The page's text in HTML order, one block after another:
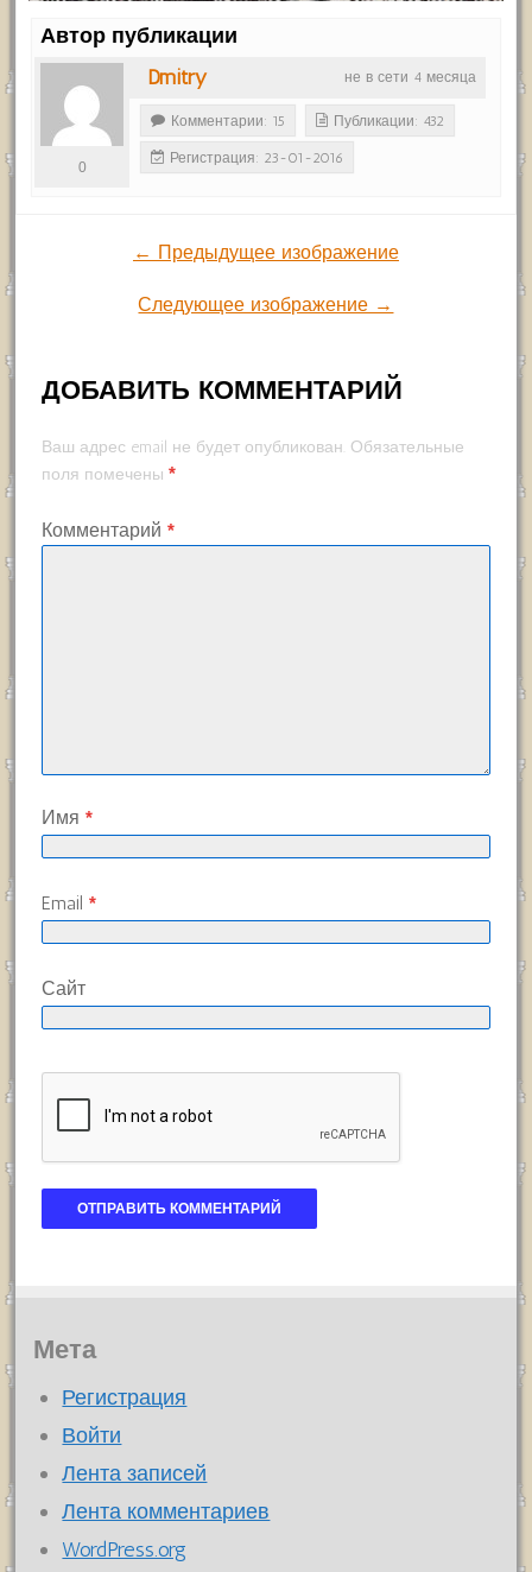
Автор публикации
не в сети 4 месяца
Dmitry
0
Комментарии: 15 Публикации: 432
Регистрация: 23-01-2016
← Предыдущее изображение
Следующее изображение →
ДОБАВИТЬ КОММЕНТАРИЙ
Ваш адрес email не будет опубликован. Обязательные
поля помечены *
Комментарий *
Имя *
Email *
Сайт
Мета
Регистрация
Войти
Лента записей
Лента комментариев
WordPress.org